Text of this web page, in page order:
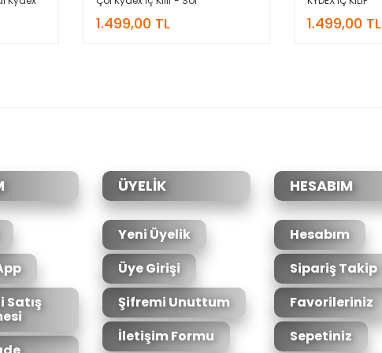
1.499,00 TL 1.499,00 TL
Satış
ÜYELİK
Yeni Üyelik
Üye Girişi
Şifremi Unuttum
İletişim Formu
HESABIM
Hesabım
Sipariş Takip
Favorileriniz
Sepetiniz